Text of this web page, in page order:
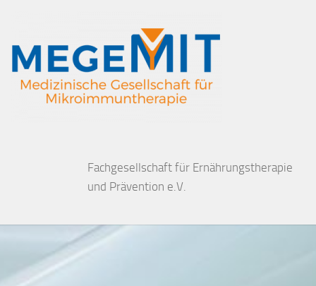
Fachgesellschaft für Ernährungstherapie
und Prävention e.V.